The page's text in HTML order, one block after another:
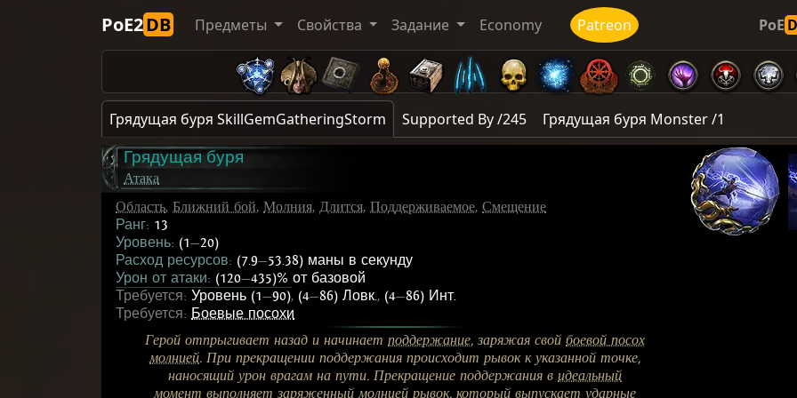
PoE2DB Предметы Свойства Задание Economy Patreon PoE
Грядущая буря SkillGemGatheringStorm Supported By /245
Грядущая буря Monster /1
Грядущая буря
Атака
Область, Ближний бой, Молния, Длится, Поддерживаемое, Смещение
Ранг: 13
Уровень: (1—20)
Расход ресурсов: (7.9—53.38) маны в секунду
Урон от атаки: (120—435)% от базовой
Требуется: Уровень (1—90), (4—86) Ловк., (4—86) Инт.
Требуется: Боевые посохи
Герой отпрыгивает назад и начинает поддержание, заряжая свой боевой посох
молнией. При прекращении поддержания происходит рывок к указанной точке,
наносящий урон врагам на пути. Прекращение поддержания в идеальный
момент выполняет заряженныймолнией рывок, который выпускает ударные